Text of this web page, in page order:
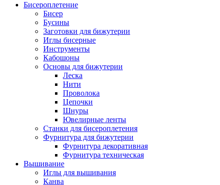
Бисероплетение
Бисер
Бусины
Заготовки для бижутерии
Иглы бисерные
Инструменты
Кабошоны
Основы для бижутерии
Леска
Нити
Проволока
Цепочки
Шнуры
Ювелирные ленты
Станки для бисероплетения
Фурнитура для бижутерии
Фурнитура декоративная
Фурнитура техническая
Вышивание
Иглы для вышивания
Канва